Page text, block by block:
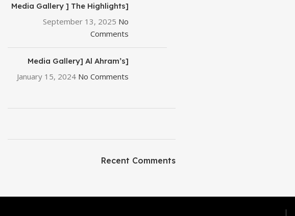
[Media Gallery ] The Highlights
of Print2Pack 2025
September 13, 2025 No
Comments
[Media Gallery] Al Ahram’s
– The Premier Plastic & Rubber
January 15, 2024 No Comments
HP Envy 34
Recent Comments